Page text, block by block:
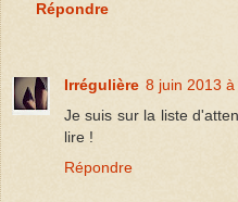
Répondre
Irrégulière 8 juin 2013 à
Je suis sur la liste
lire !
Répondre